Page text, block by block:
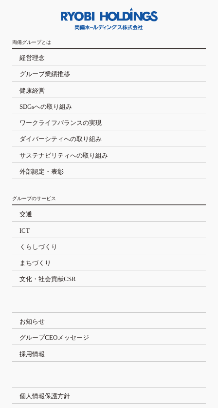
両備グループとは
経営理念
グループ業績推移
健康経営
SDGsへの取り組み
ワークライフバランスの実現
ダイバーシティへの取り組み
サステナビリティへの取り組み
外部認定・表彰
グループのサービス
交通
ICT
くらしづくり
まちづくり
文化・社会貢献CSR
お知らせ
グループCEOメッセージ
採用情報
個人情報保護方針